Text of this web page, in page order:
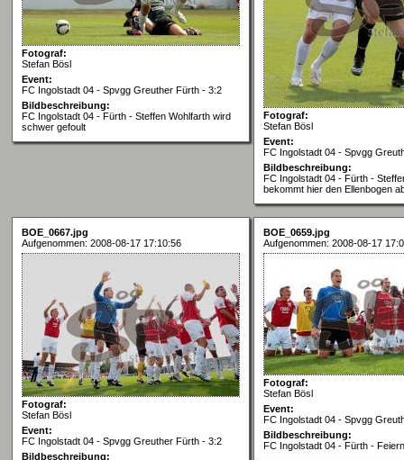
Fotograf:
Stefan Bösl
Event:
FC Ingolstadt 04 - Spvgg Greuther Fürth - 3:2
Bildbeschreibung:
FC Ingolstadt 04 - Fürth - Steffen Wohlfarth wird
schwer gefoult
Fotograf:
Stefan Bösl
Event:
FC Ingolstadt 04 - Spvgg
Bildbeschreibung:
FC Ingolstadt 04 - Fürth -
bekommt hier den Ellenbogen
BOE_0667.jpg
Aufgenommen: 2008-08-17 17:10:56
Fotograf:
Stefan Bösl
Event:
FC Ingolstadt 04 - Spvgg Greuther Fürth - 3:2
Bildbeschreibung:
BOE_0659.jpg
Aufgenommen: 2008-08-17
Fotograf:
Stefan Bösl
Event:
FC Ingolstadt 04 - Spvgg
Bildbeschreibung:
FC Ingolstadt 04 - Fürth -